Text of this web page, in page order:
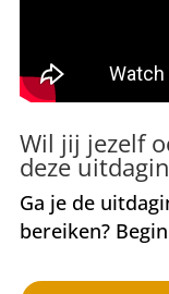
Wil jij jezelf
deze
Ga je de
bereiken?